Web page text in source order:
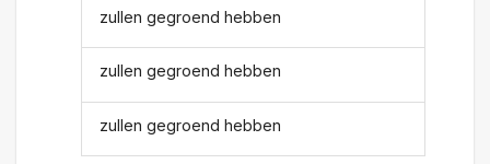
zullen gegroend hebben
zullen gegroend hebben
zullen gegroend hebben